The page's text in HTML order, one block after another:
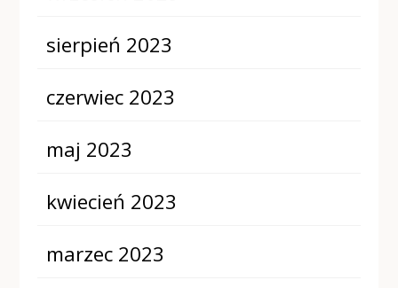
sierpień 2023
czerwiec 2023
maj 2023
kwiecień 2023
marzec 2023